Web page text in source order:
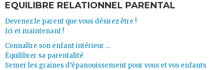
EQUILIBRE RELATIONNEL PARENTAL
Devenez le parent que vous désirez être !
Ici et maintenant !
Connaître son enfant intérieur …
Équilibrer sa parentalité
Semer les graines d’épanouissement pour vous et vos enfants